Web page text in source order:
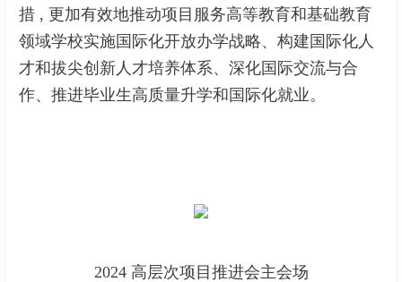
措 , 更加有效地推动项目服务高等教育和基础教育
领域学校实施国际化开放办学战略、构建国际化人
才和拔尖创新人才培养体系、深化国际交流与合
作、推进毕业生高质量升学和国际化就业。
2024 高层次项目推进会主会场